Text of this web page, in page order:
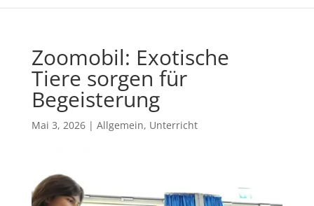
Zoomobil: Exotische
Tiere sorgen für
Begeisterung
Mai 3, 2026| Allgemein, Unterricht